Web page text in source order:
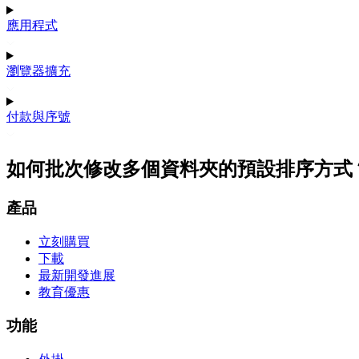
應用程式
瀏覽器擴充
付款與序號
如何批次修改多個資料夾的預設排序方式
產品
立刻購買
下載
最新開發進展
教育優惠
功能